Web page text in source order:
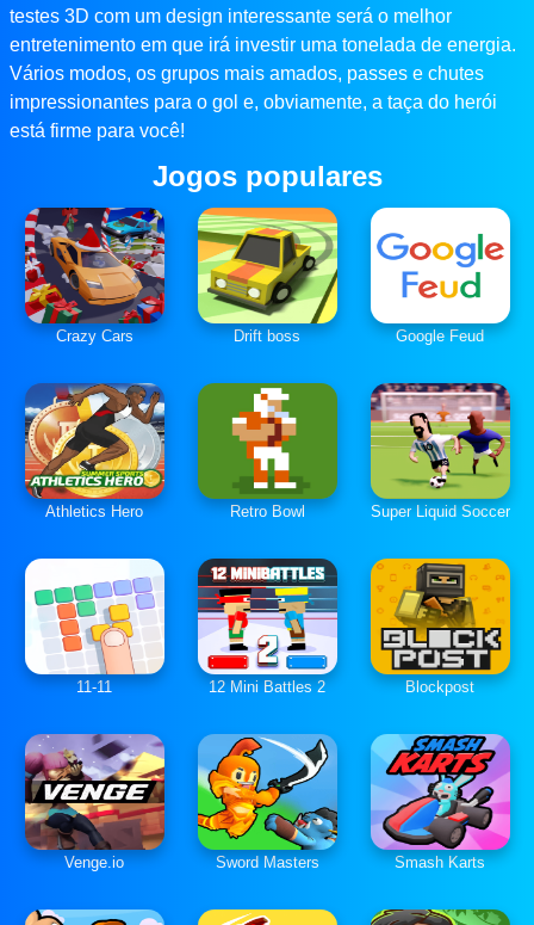
testes 3D com um design interessante será o melhor
entretenimento em que irá investir uma tonelada de energia.
Vários modos, os grupos mais amados, passes e chutes
impressionantes para o gol e, obviamente, a taça do herói
está firme para você!
Jogos populares
Crazy Cars Drift boss Google Feud
Athletics Hero Retro Bowl Super Liquid Soccer
11-11 12 Mini Battles 2 Blockpost
Venge.io Sword Masters Smash Karts